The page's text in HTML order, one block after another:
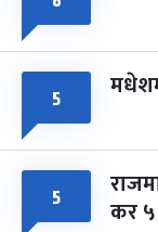
५
५ कर ५